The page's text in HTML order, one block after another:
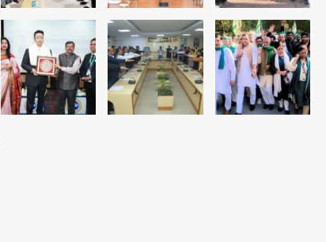
3
Team JHJ
डबल मर्डर का मुख्य साजिशकर्ता
क्राइम ब्रांच के हत्थे